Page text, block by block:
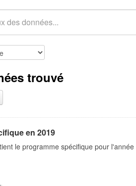
trouvé
en 2019
le programme spécifique pour